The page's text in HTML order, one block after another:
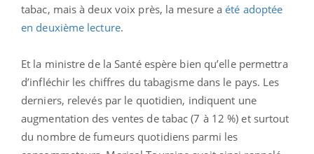
tabac, mais à deux voix près, la mesure aété adoptée
en deuxième lecture.
Et la ministre de la Santé espère bien qu’elle permettra
d’infléchir les chiffres du tabagisme dans le pays. Les
derniers, relevés par le quotidien, indiquent une
augmentation des ventes de tabac (7 à 12 %) et surtout
du nombre de fumeurs quotidiens parmi les